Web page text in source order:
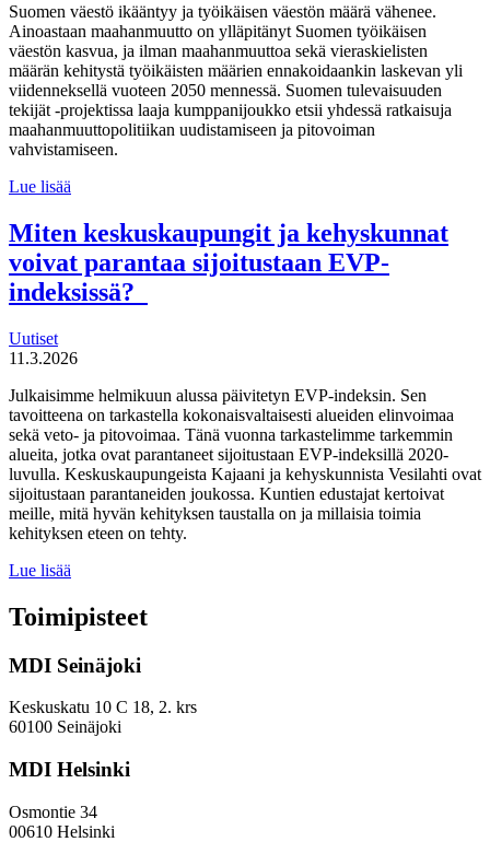
Suomen väestö ikääntyy ja työikäisen väestön määrä vähenee.
Ainoastaan maahanmuutto on ylläpitänyt Suomen työikäisen
väestön kasvua, ja ilman maahanmuuttoa sekä vieraskielisten
määrän kehitystä työikäisten määrien ennakoidaankin laskevan yli
viidenneksellä vuoteen 2050 mennessä. Suomen tulevaisuuden
tekijät -projektissa laaja kumppanijoukko etsii yhdessä ratkaisuja
maahanmuuttopolitiikan uudistamiseen ja pitovoiman
vahvistamiseen.
Lue lisää
tekijät haluaa
uudistaa
maahanmuuttopolitiikkaa
Miten keskuskaupungit ja kehyskunnat
voivat parantaa sijoitustaan EVP-
indeksissä?
Uutiset
11.3.2026
Julkaisimme helmikuun alussa päivitetyn EVP-indeksin. Sen
tavoitteena on tarkastella kokonaisvaltaisesti alueiden elinvoimaa
sekä veto- ja pitovoimaa. Tänä vuonna tarkastelimme tarkemmin
alueita, jotka ovat parantaneet sijoitustaan EVP-indeksillä 2020-
luvulla. Keskuskaupungeista Kajaani ja kehyskunnista Vesilahti ovat
sijoitustaan parantaneiden joukossa. Kuntien edustajat kertoivat
meille, mitä hyvän kehityksen taustalla on ja millaisia toimia
kehityksen eteen on tehty.
Lue lisää
ja
kehyskunnat
parantaa
EVP-
indeksissä?
Toimipisteet
MDI Seinäjoki
Keskuskatu 10 C 18, 2. krs
60100 Seinäjoki
MDI Helsinki
Osmontie 34
00610 Helsinki